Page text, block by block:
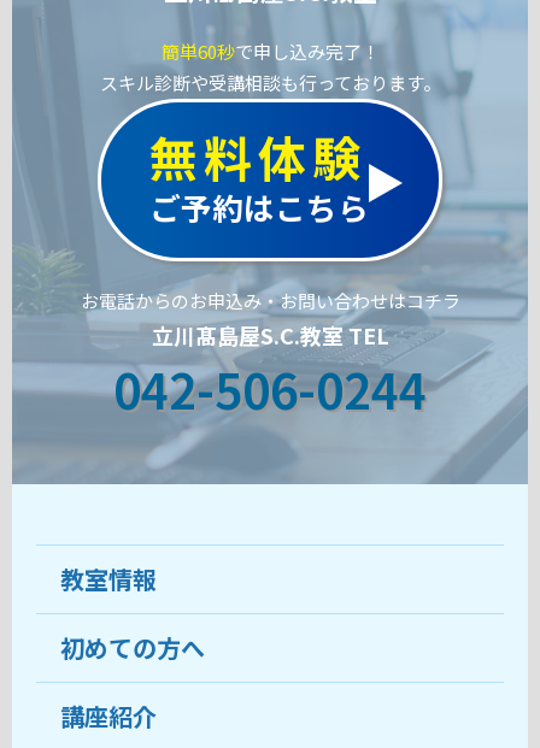
簡単60秒で申し込み完了！
スキル診断や受講相談も行っております。
無料体験
ご予約はこちら
お電話からのお申込み・お問い合わせはコチラ
立川髙島屋S.C.教室 TEL
042-506-0244
教室情報
教室について
受講生の声
初めての方へ
ココがおすすめ
講座紹介